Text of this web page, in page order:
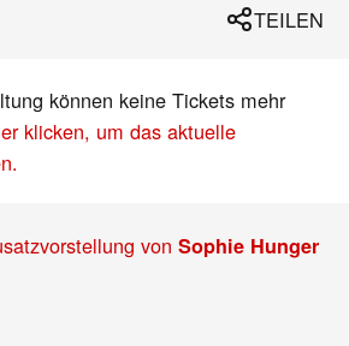
TEILEN
können keine Tickets mehr
klicken, um das aktuelle
vonSophie Hunger